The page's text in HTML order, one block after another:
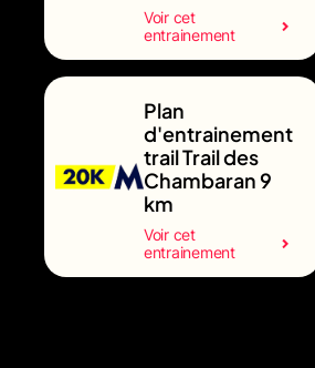
Voir cet
entrainement
Plan
d'entrainement
trail Trail des
Chambaran 9
km
Voir cet
entrainement